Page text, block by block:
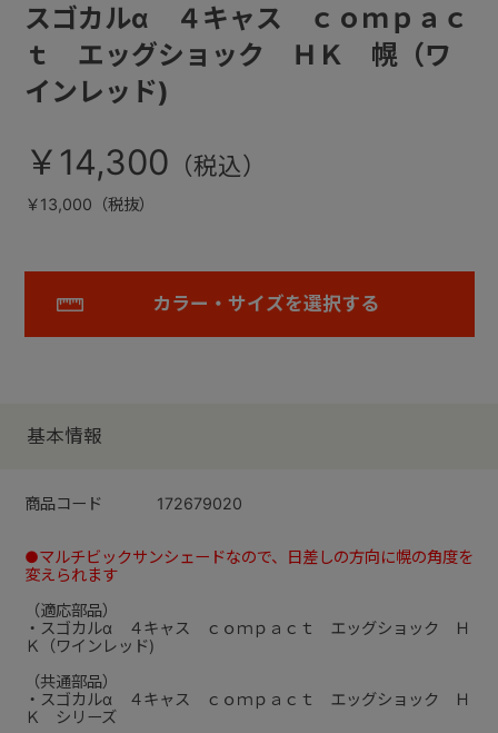
スゴカルα ４キャス ｃｏｍｐａｃ
ｔ エッグショック ＨＫ 幌（ワ
インレッド)
￥14,300
￥13,000（税抜）
カラー・サイズを選択する
基本情報
商品コード 172679020
●マルチビックサンシェードなので、日差しの方向に幌の角度を
変えられます
（適応部品）
・スゴカルα ４キャス ｃｏｍｐａｃｔ エッグショック Ｈ
Ｋ（ワインレッド)
（共通部品）
・スゴカルα ４キャス ｃｏｍｐａｃｔ エッグショック Ｈ
Ｋ シリーズ